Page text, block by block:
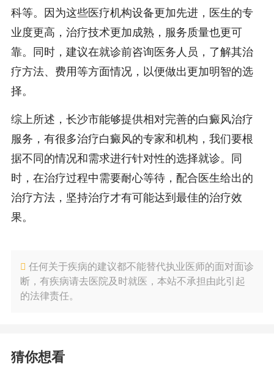
科等。因为这些医疗机构设备更加先进，医生的专
业度更高，治疗技术更加成熟，服务质量也更可
靠。同时，建议在就诊前咨询医务人员，了解其治
疗方法、费用等方面情况，以便做出更加明智的选
择。
综上所述，长沙市能够提供相对完善的白癜风治疗
服务，有很多治疗白癜风的专家和机构，我们要根
据不同的情况和需求进行针对性的选择就诊。同
时，在治疗过程中需要耐心等待，配合医生给出的
治疗方法，坚持治疗才有可能达到最佳的治疗效
果。
任何关于疾病的建议都不能替代执业医师的面对面诊
断，有疾病请去医院及时就医，本站不承担由此引起
的法律责任。
猜你想看